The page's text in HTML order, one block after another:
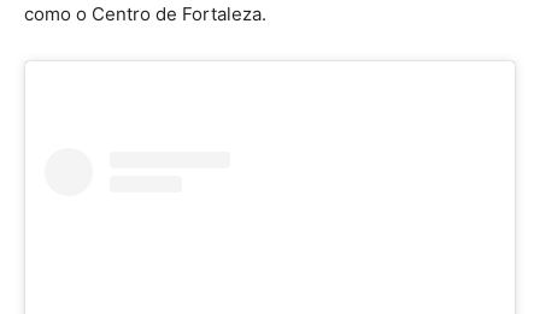
como o Centro de Fortaleza.